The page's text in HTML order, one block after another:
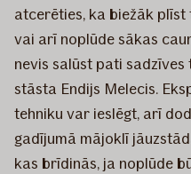
atcerēties, ka biežāk
vai arī noplūde sākas
nevis salūst pati
stāsta Endijs Melecis.
tehniku var ieslēgt, arī
gadījumā mājoklī
kas brīdinās, ja noplūde